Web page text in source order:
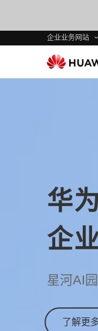
企业业务网站
华
企
星河AI
了解更